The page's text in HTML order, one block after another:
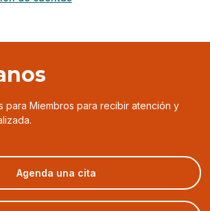
para Miembros para recibir atención y
Agenda una cita
in
a